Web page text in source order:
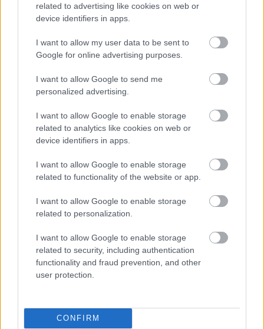
related to advertising like cookies on web or
device identifiers in apps.
I want to allow my user data to be sent to
Google for online advertising purposes.
I want to allow Google to send me
personalized advertising.
I want to allow Google to enable storage
related to analytics like cookies on web or
device identifiers in apps.
I want to allow Google to enable storage
related to functionality of the website or app.
I want to allow Google to enable storage
related to personalization.
I want to allow Google to enable storage
related to security, including authentication
functionality and fraud prevention, and other
user protection.
CONFIRM
MAGYAR TEHETSÉGEK IS A REFLEKTORFÉNYBEN
A BARTÓK VILÁGVERSENYEN
A bejegyzés trackback címe:
https://kulturpart.hu/api/trackback/id/7946382
vonatkozó jogszabályok
értelmében felhasználói tartalomnak
szolgáltatás technikai
üzemeltetője semmilyen felelősséget
nem vállal, azokat nem ellenőrzi. Kifogás esetén forduljon a blog szerkesztőjéhez.
Felhasználási feltételekben adatvédelmi tájékoztatóban
Legolvasottabb
Megdöbbentő fotók a néptelen fővárosról